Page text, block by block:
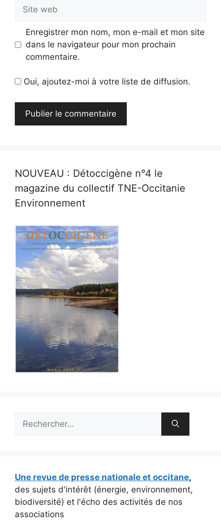
web
Enregistrer mon nom, mon e-mail et mon site
dans le navigateur pour mon prochain
commentaire.
Oui, ajoutez-moi à votre liste de diffusion.
NOUVEAU : Détoccigène n°4 le
magazine du collectif TNE-Occitanie
Environnement
Une revue de presse nationale et occitane,
des sujets d'intérêt (énergie, environnement,
biodiversité) et l'écho des activités de nos
associations